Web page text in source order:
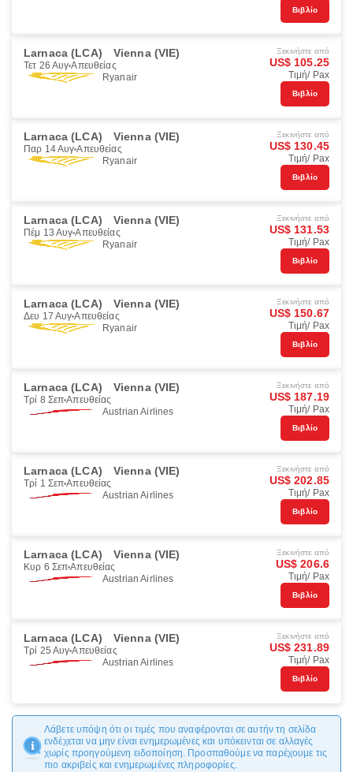
Βιβλίο
Larnaca (LCA) Vienna (VIE)
Τετ 26 Αυγ Απευθείας
Ryanair
Ξεκινήστε από
US$ 105.25
Τιμή/ Pax
Βιβλίο
Larnaca (LCA) Vienna (VIE)
Παρ 14 Αυγ Απευθείας
Ryanair
Ξεκινήστε από
US$ 130.45
Τιμή/ Pax
Βιβλίο
Larnaca (LCA) Vienna (VIE)
Πέμ 13 Αυγ Απευθείας
Ryanair
Ξεκινήστε από
US$ 131.53
Τιμή/ Pax
Βιβλίο
Larnaca (LCA) Vienna (VIE)
Δευ 17 Αυγ Απευθείας
Ryanair
Ξεκινήστε από
US$ 150.67
Τιμή/ Pax
Βιβλίο
Larnaca (LCA) Vienna (VIE)
Τρί 8 Σεπ Απευθείας
Austrian Airlines
Ξεκινήστε από
US$ 187.19
Τιμή/ Pax
Βιβλίο
Larnaca (LCA) Vienna (VIE)
Τρί 1 Σεπ Απευθείας
Austrian Airlines
Ξεκινήστε από
US$ 202.85
Τιμή/ Pax
Βιβλίο
Larnaca (LCA) Vienna (VIE)
Κυρ 6 Σεπ Απευθείας
Austrian Airlines
Ξεκινήστε από
US$ 206.6
Τιμή/ Pax
Βιβλίο
Larnaca (LCA) Vienna (VIE)
Τρί 25 Αυγ Απευθείας
Austrian Airlines
Ξεκινήστε από
US$ 231.89
Τιμή/ Pax
Βιβλίο
Λάβετε υπόψη ότι οι τιμές που αναφέρονται σε αυτήν τη σελίδα
ενδέχεται να μην είναι ενημερωμένες και υπόκεινται σε αλλαγές
χωρίς προηγούμενη ειδοποίηση. Προσπαθούμε να παρέχουμε τις
πιο ακριβείς και ενημερωμένες πληροφορίες.